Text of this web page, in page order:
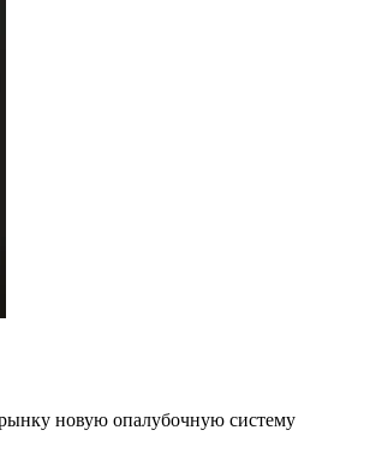
новую опалубочную систему